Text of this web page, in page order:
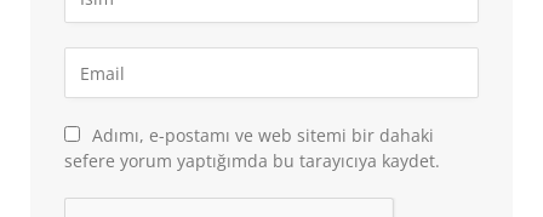
Adımı, e-postamı ve web sitemi bir dahaki
sefere yorum yaptığımda bu tarayıcıya kaydet.